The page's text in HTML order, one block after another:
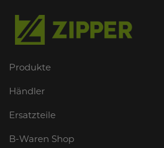
Produkte
Händler
Ersatzteile
B-Waren Shop